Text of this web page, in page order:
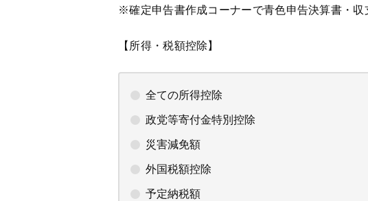
※確定申告書作成コーナーで青色申告決算書・収
【所得・税額控除】
全ての所得控除
政党等寄付金特別控除
災害減免額
外国税額控除
予定納税額